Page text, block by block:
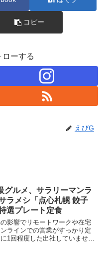
コピー
ローする
えびG
グルメ、サラリーマンラ
ラメシ「点心札幌 餃子
選プレート定食
影響でリモートワークや在宅
ラインでの営業がすっかり定
1回程度した出社していませ